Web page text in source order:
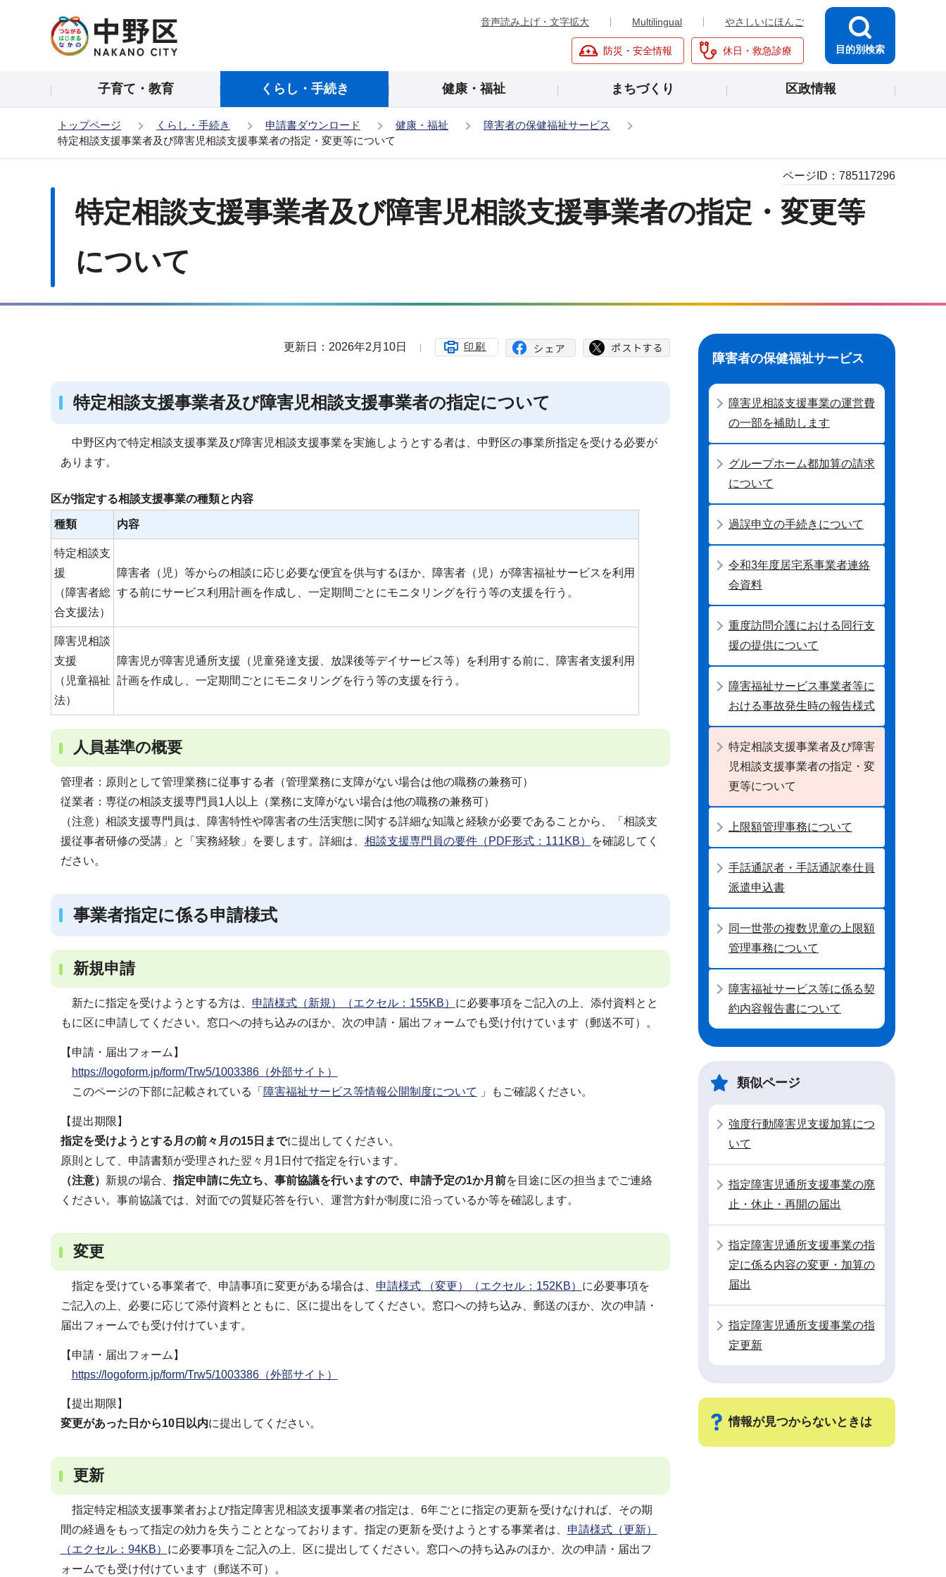
の
音声読み上げ・文字拡大 Multilingual やさしいにほんご
防災・安全情報 休日・救急診療 目的別検索
子育て・教育 くらし・手続き 健康・福祉 まちづくり 区政情報
トップページ くらし・手続き 申請書ダウンロード 健康・福祉
障害者の保健福祉サービス
特定相談支援事業者及び障害児相談支援事業者の指定・変更等について
特定相談支援事業者及び障害児相談支援事業者の指定・変更等
について
ページID： 785117296
更新日：2026年2月10日 印刷
特定相談支援事業者及び障害児相談支援事業者の指定について
中野区内で特定相談支援事業及び障害児相談支援事業を実施しようとする者は、中野区の事業所指定を受ける必要が
あります。
区が指定する相談支援事業の種類と内容
種類 内容
特定相談支
援
（障害者総
合支援法）
障害者（児）等からの相談に応じ必要な便宜を供与するほか、障害者（児）が障害福祉サービスを利用
する前にサービス利用計画を作成し、一定期間ごとにモニタリングを行う等の支援を行う。
障害児相談
支援
（児童福祉
法）
障害児が障害児通所支援（児童発達支援、放課後等デイサービス等）を利用する前に、障害者支援利用
計画を作成し、一定期間ごとにモニタリングを行う等の支援を行う。
人員基準の概要
管理者：原則として管理業務に従事する者（管理業務に支障がない場合は他の職務の兼務可）
従業者：専従の相談支援専門員1人以上（業務に支障がない場合は他の職務の兼務可）
（注意）相談支援専門員は、障害特性や障害者の生活実態に関する詳細な知識と経験が必要であることから、「相談支
援従事者研修の受講」と「実務経験」を要します。詳細は、 相談支援専門員の要件（PDF形式：111KB）
を確認してく
ださい。
事業者指定に係る申請様式
新規申請
新たに指定を受けようとする方は、 申請様式（新規）（エクセル：155KB） に必要事項をご記入の上、添付資料とと
もに区に申請してください。窓口への持ち込みのほか、次の申請・届出フォームでも受け付けています（郵送不可）。
【申請・届出フォーム】
https://logoform.jp/form/Trw5/1003386（外部サイト）
このページの下部に記載されている「 障害福祉サービス等情報公開制度について 」もご確認ください。
【提出期限】
指定を受けようとする月の前々月の15日までに提出してください。
原則として、申請書類が受理された翌々月1日付で指定を行います。
（注意） 新規の場合、 指定申請に先立ち、事前協議を行いますので、申請予定の1か月前を目途に区の担当までご連絡
ください。事前協議では、対面での質疑応答を行い、運営方針が制度に沿っているか等を確認します。
変更
指定を受けている事業者で、申請事項に変更がある場合は、 申請様式 （変更）（エクセル：152KB） に必要事項を
ご記入の上、必要に応じて添付資料とともに、区に提出をしてください。窓口への持ち込み、郵送のほか、次の申請・
届出フォームでも受け付けています。
【申請・届出フォーム】
https://logoform.jp/form/Trw5/1003386（外部サイト）
【提出期限】
変更があった日から10日以内に提出してください。
更新
指定特定相談支援事業者および指定障害児相談支援事業者の指定は、6年ごとに指定の更新を受けなければ、その期
間の経過をもって指定の効力を失うこととなっております。指定の更新を受けようとする事業者は、 申請様式（更新）
（エクセル：94KB） に必要事項をご記入の上、区に提出してください。窓口への持ち込みのほか、次の申請・届出フ
ォームでも受け付けています（郵送不可）。
シ
ン
こ
こ
か
ら
障害者の保健福祉サービス
障害児相談支援事業の運営費
の一部を補助します
グループホーム都加算の請求
について
過誤申立の手続きについて
令和3年度居宅系事業者連絡
会資料
重度訪問介護における同行支
援の提供について
障害福祉サービス事業者等に
おける事故発生時の報告様式
特定相談支援事業者及び障害
児相談支援事業者の指定・変
更等について
上限額管理事務について
手話通訳者・手話通訳奉仕員
派遣申込書
同一世帯の複数児童の上限額
管理事務について
障害福祉サービス等に係る契
約内容報告書について
類似ページ
強度行動障害児支援加算につ
いて
指定障害児通所支援事業の廃
止・休止・再開の届出
指定障害児通所支援事業の指
定に係る内容の変更・加算の
届出
指定障害児通所支援事業の指
定更新
情報が見つからないときは